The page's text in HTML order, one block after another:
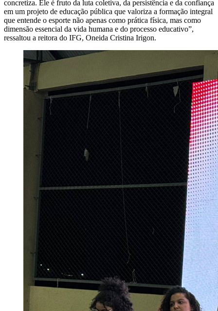
concretiza. Ele é fruto da luta coletiva, da persistência e da confiança
em um projeto de educação pública que valoriza a formação integral
que entende o esporte não apenas como prática física, mas como
dimensão essencial da vida humana e do processo educativo”,
ressaltou a reitora do IFG, Oneida Cristina Irigon.